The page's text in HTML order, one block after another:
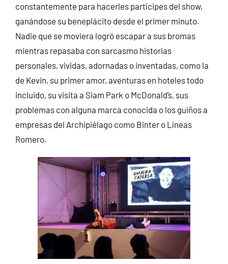
constantemente para hacerles partícipes del show,
ganándose su beneplácito desde el primer minuto.
Nadie que se moviera logró escapar a sus bromas
mientras repasaba con sarcasmo historias
personales, vividas, adornadas o inventadas, como la
de Kevin, su primer amor, aventuras en hoteles todo
incluido, su visita a Siam Park o McDonald’s, sus
problemas con alguna marca conocida o los guiños a
empresas del Archipiélago como Binter o Líneas
Romero.